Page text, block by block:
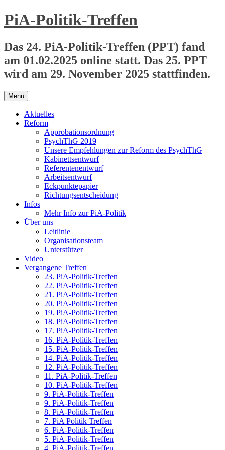
Zum
Inhalt
PiA-Politik-Treffen
Das 24. PiA-Politik-Treffen (PPT) fand
am 01.02.2025 online statt. Das 25. PPT
wird am 29. November 2025 stattfinden.
Menü
Aktuelles
Reform
Approbationsordnung
PsychThG 2019
Unsere Empfehlungen zur Reform des PsychThG
Kabinettsentwurf
Referentenentwurf
Arbeitsentwurf
Eckpunktepapier
Richtungsentscheidung
Infos
Mehr Info zur PiA-Politik
Über uns
Leitlinie
Organisationsteam
Unterstützer
Video
Vergangene Treffen
23. PiA-Politik-Treffen
22. PiA-Politik-Treffen
21. PiA-Politik-Treffen
20. PiA-Politik-Treffen
19. PiA-Politik-Treffen
18. PiA-Politik-Treffen
17. PiA-Politik-Treffen
16. PiA-Politik-Treffen
15. PiA-Politik-Treffen
14. PiA-Politik-Treffen
12. PiA-Politik-Treffen
11. PiA-Politik-Treffen
10. PiA-Politik-Treffen
9. PiA-Politik-Treffen
9. PiA-Politik-Treffen
8. PiA-Politik-Treffen
7. PiA Politik Treffen
6. PiA-Politik-Treffen
5. PiA-Politik-Treffen
4. PiA-Politik-Treffen